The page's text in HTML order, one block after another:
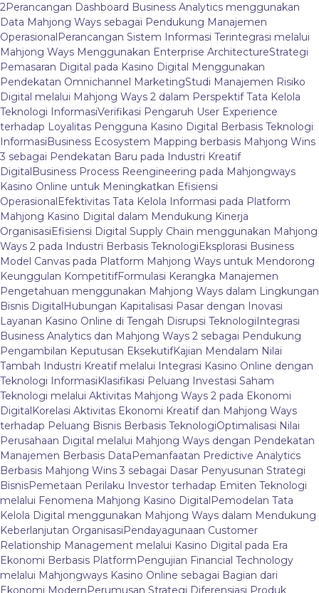
2Perancangan Dashboard Business Analytics menggunakan
Data Mahjong Ways sebagai Pendukung Manajemen
OperasionalPerancangan Sistem Informasi Terintegrasi melalui
Mahjong Ways Menggunakan Enterprise ArchitectureStrategi
Pemasaran Digital pada Kasino Digital Menggunakan
Pendekatan Omnichannel MarketingStudi Manajemen Risiko
Digital melalui Mahjong Ways 2 dalam Perspektif Tata Kelola
Teknologi InformasiVerifikasi Pengaruh User Experience
terhadap Loyalitas Pengguna Kasino Digital Berbasis Teknologi
InformasiBusiness Ecosystem Mapping berbasis Mahjong Wins
3 sebagai Pendekatan Baru pada Industri Kreatif
DigitalBusiness Process Reengineering pada Mahjongways
Kasino Online untuk Meningkatkan Efisiensi
OperasionalEfektivitas Tata Kelola Informasi pada Platform
Mahjong Kasino Digital dalam Mendukung Kinerja
OrganisasiEfisiensi Digital Supply Chain menggunakan Mahjong
Ways 2 pada Industri Berbasis TeknologiEksplorasi Business
Model Canvas pada Platform Mahjong Ways untuk Mendorong
Keunggulan KompetitifFormulasi Kerangka Manajemen
Pengetahuan menggunakan Mahjong Ways dalam Lingkungan
Bisnis DigitalHubungan Kapitalisasi Pasar dengan Inovasi
Layanan Kasino Online di Tengah Disrupsi TeknologiIntegrasi
Business Analytics dan Mahjong Ways 2 sebagai Pendukung
Pengambilan Keputusan EksekutifKajian Mendalam Nilai
Tambah Industri Kreatif melalui Integrasi Kasino Online dengan
Teknologi InformasiKlasifikasi Peluang Investasi Saham
Teknologi melalui Aktivitas Mahjong Ways 2 pada Ekonomi
DigitalKorelasi Aktivitas Ekonomi Kreatif dan Mahjong Ways
terhadap Peluang Bisnis Berbasis TeknologiOptimalisasi Nilai
Perusahaan Digital melalui Mahjong Ways dengan Pendekatan
Manajemen Berbasis DataPemanfaatan Predictive Analytics
Berbasis Mahjong Wins 3 sebagai Dasar Penyusunan Strategi
BisnisPemetaan Perilaku Investor terhadap Emiten Teknologi
melalui Fenomena Mahjong Kasino DigitalPemodelan Tata
Kelola Digital menggunakan Mahjong Ways dalam Mendukung
Keberlanjutan OrganisasiPendayagunaan Customer
Relationship Management melalui Kasino Digital pada Era
Ekonomi Berbasis PlatformPengujian Financial Technology
melalui Mahjongways Kasino Online sebagai Bagian dari
Ekonomi ModernPerumusan Strategi Diferensiasi Produk